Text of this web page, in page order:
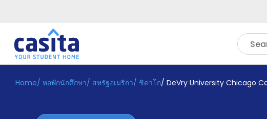
Home TH USD
ระบบ
Home/ หอพักนักศึกษา/ สหรัฐอเมริกา/ ชิคาโก/ DeVry University Chicago